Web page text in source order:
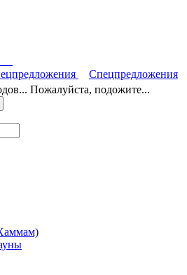
Спецпредложения
Пожалуйста, подожите...